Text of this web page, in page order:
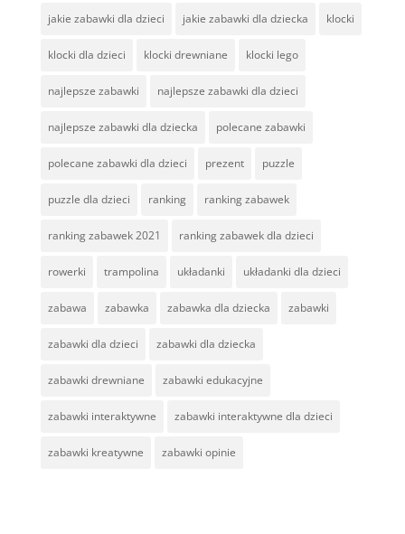
jakie zabawki dla dzieci jakie zabawki dla dziecka klocki
klocki dla dzieci klocki drewniane klocki lego
najlepsze zabawki najlepsze zabawki dla dzieci
najlepsze zabawki dla dziecka polecane zabawki
polecane zabawki dla dzieci prezent puzzle
puzzle dla dzieci ranking ranking zabawek
ranking zabawek 2021 ranking zabawek dla dzieci
rowerki trampolina układanki układanki dla dzieci
zabawa zabawka zabawka dla dziecka zabawki
zabawki dla dzieci zabawki dla dziecka
zabawki drewniane zabawki edukacyjne
zabawki interaktywne zabawki interaktywne dla dzieci
zabawki kreatywne zabawki opinie